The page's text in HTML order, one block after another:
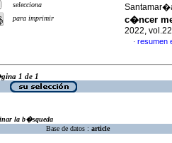
selecciona
para imprimir
c�ncer
2022,
· resumen
1 de 1
la b�squeda
Base de datos : article